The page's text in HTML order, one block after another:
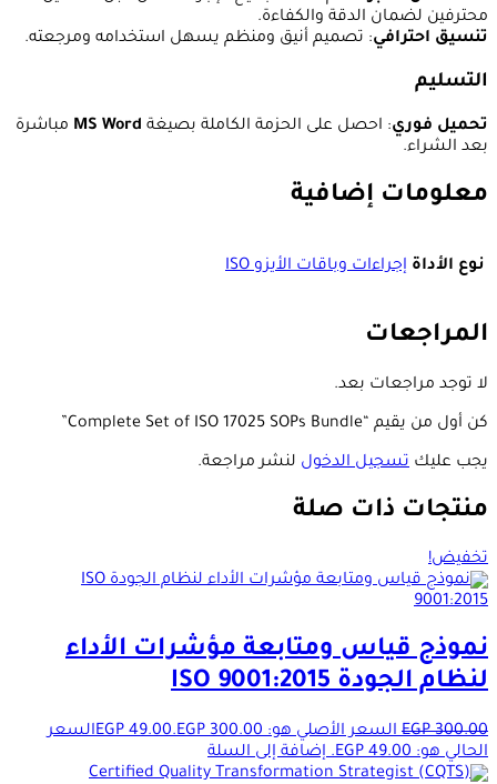
محترفين لضمان الدقة والكفاءة.
تنسيق احترافي: تصميم أنيق ومنظم يسهل استخدامه ومرجعته.
التسليم
تحميل فوري: احصل على الحزمة الكاملة بصيغة MS Word مباشرة
بعد الشراء.
معلومات إضافية
نوع الأداة إجراءات وباقات الأيزو ISO
المراجعات
لا توجد مراجعات بعد.
كن أول من يقيم “Complete Set of ISO 17025 SOPs Bundle”
يجب عليك تسجيل الدخول لنشر مراجعة.
منتجات ذات صلة
تخفيض!
نموذج قياس ومتابعة مؤشرات الأداء
لنظام الجودة ISO 9001:2015
EGP300.00 السعر الأصلي هو: EGP 300.00. EGP49.00
السعر
الحالي هو: EGP 49.00.
إضافة إلى السلة